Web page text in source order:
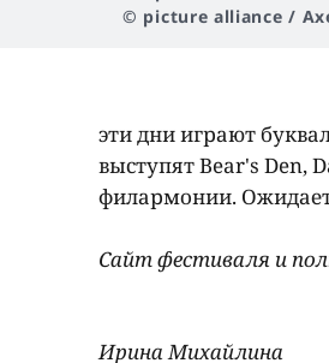
© picture alliance /
эти дни играют
выступят Bear's Den,
филармонии.
Сайт фестиваля и
Ирина Михайлина